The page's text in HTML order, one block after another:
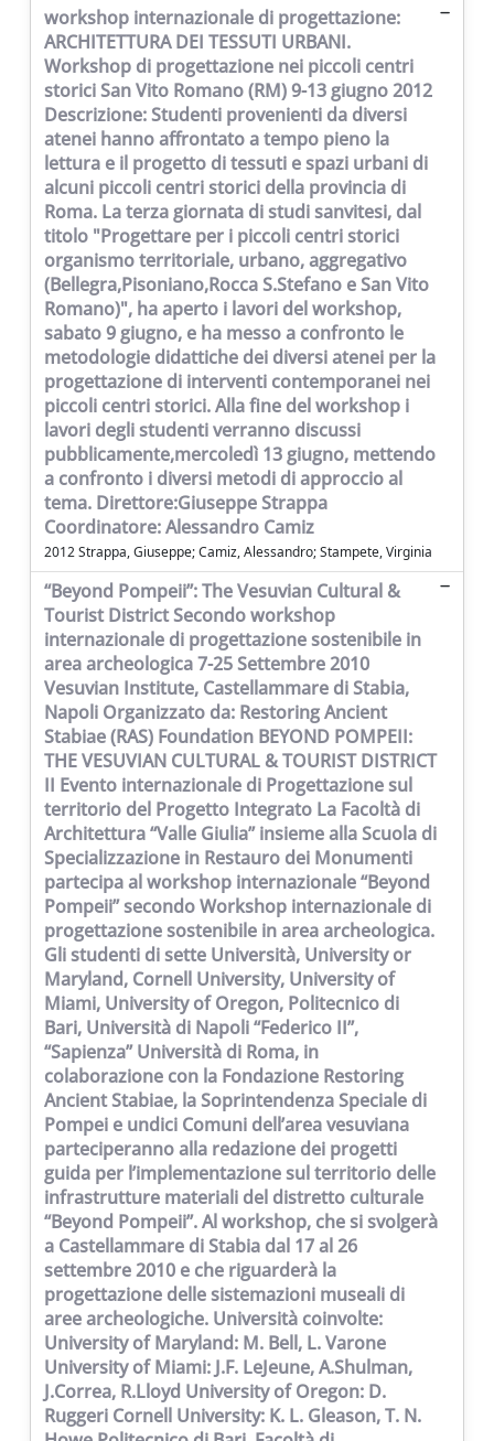
workshop internazionale di progettazione:
ARCHITETTURA DEI TESSUTI URBANI.
Workshop di progettazione nei piccoli centri
storici San Vito Romano (RM) 9-13 giugno 2012
Descrizione: Studenti provenienti da diversi
atenei hanno affrontato a tempo pieno la
lettura e il progetto di tessuti e spazi urbani di
alcuni piccoli centri storici della provincia di
Roma. La terza giornata di studi sanvitesi, dal
titolo "Progettare per i piccoli centri storici
organismo territoriale, urbano, aggregativo
(Bellegra,Pisoniano,Rocca S.Stefano e San Vito
Romano)", ha aperto i lavori del workshop,
sabato 9 giugno, e ha messo a confronto le
metodologie didattiche dei diversi atenei per la
progettazione di interventi contemporanei nei
piccoli centri storici. Alla fine del workshop i
lavori degli studenti verranno discussi
pubblicamente,mercoledì 13 giugno, mettendo
a confronto i diversi metodi di approccio al
tema. Direttore:Giuseppe Strappa
Coordinatore: Alessandro Camiz
2012 Strappa, Giuseppe; Camiz, Alessandro; Stampete, Virginia
“Beyond Pompeii”: The Vesuvian Cultural &
Tourist District Secondo workshop
internazionale di progettazione sostenibile in
area archeologica 7-25 Settembre 2010
Vesuvian Institute, Castellammare di Stabia,
Napoli Organizzato da: Restoring Ancient
Stabiae (RAS) Foundation BEYOND POMPEII:
THE VESUVIAN CULTURAL & TOURIST DISTRICT
II Evento internazionale di Progettazione sul
territorio del Progetto Integrato La Facoltà di
Architettura “Valle Giulia” insieme alla Scuola di
Specializzazione in Restauro dei Monumenti
partecipa al workshop internazionale “Beyond
Pompeii” secondo Workshop internazionale di
progettazione sostenibile in area archeologica.
Gli studenti di sette Università, University or
Maryland, Cornell University, University of
Miami, University of Oregon, Politecnico di
Bari, Università di Napoli “Federico II”,
“Sapienza” Università di Roma, in
colaborazione con la Fondazione Restoring
Ancient Stabiae, la Soprintendenza Speciale di
Pompei e undici Comuni dell’area vesuviana
parteciperanno alla redazione dei progetti
guida per l’implementazione sul territorio delle
infrastrutture materiali del distretto culturale
“Beyond Pompeii”. Al workshop, che si svolgerà
a Castellammare di Stabia dal 17 al 26
settembre 2010 e che riguarderà la
progettazione delle sistemazioni museali di
aree archeologiche. Università coinvolte:
University of Maryland: M. Bell, L. Varone
University of Miami: J.F. LeJeune, A.Shulman,
J.Correa, R.Lloyd University of Oregon: D.
Ruggeri Cornell University: K. L. Gleason, T. N.